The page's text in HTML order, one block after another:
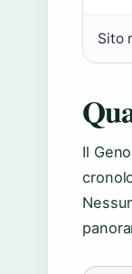
Sito
Il